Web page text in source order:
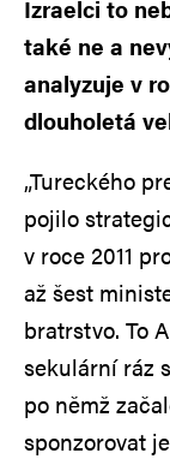
Izraelci to
také ne a
analyzuje v
dlouholetá
„Tureckého
pojilo
v roce 2011
až šest
bratrstvo. To
sekulární ráz
po němž
sponzorovat